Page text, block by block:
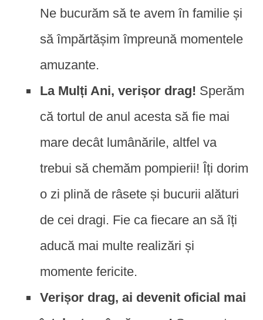
Ne bucurăm să te avem în familie și
să împărtășim împreună momentele
amuzante.
La Mulți Ani, verișor drag! Sperăm
că tortul de anul acesta să fie mai
mare decât lumânările, altfel va
trebui să chemăm pompierii! Îți dorim
o zi plină de râsete și bucurii alături
de cei dragi. Fie ca fiecare an să îți
aducă mai multe realizări și
momente fericite.
Verișor drag, ai devenit oficial mai